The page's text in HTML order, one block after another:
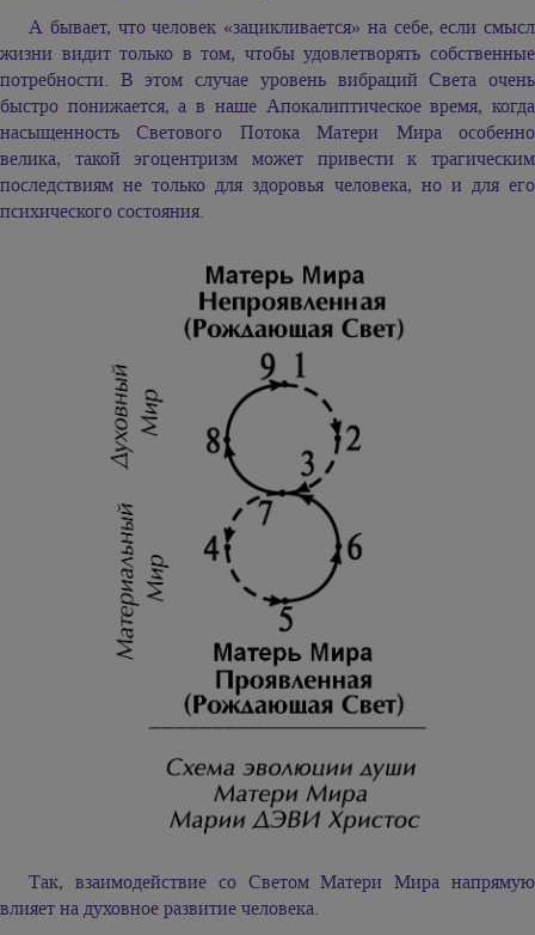
А бывает, что человек «зацикливается» на себе, если смысл
жизни видит только в том, чтобы удовлетворять собственные
потребности. В этом случае уровень вибраций Света очень
быстро понижается, а в наше Апокалиптическое время, когда
насыщенность Светового Потока Матери Мира особенно
велика, такой эгоцентризм может привести к трагическим
последствиям не только для здоровья человека, но и для его
психического состояния.
Так, взаимодействие со Светом Матери Мира напрямую
влияет на духовное развитие человека.